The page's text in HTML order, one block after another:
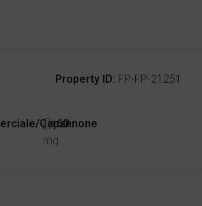
Property ID: FP-FP-21251
Capannone
60
mq